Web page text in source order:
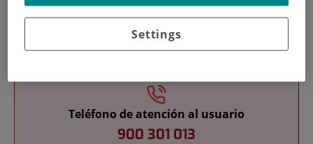
Teléfono de atención al usuario
900 301 013
Settings